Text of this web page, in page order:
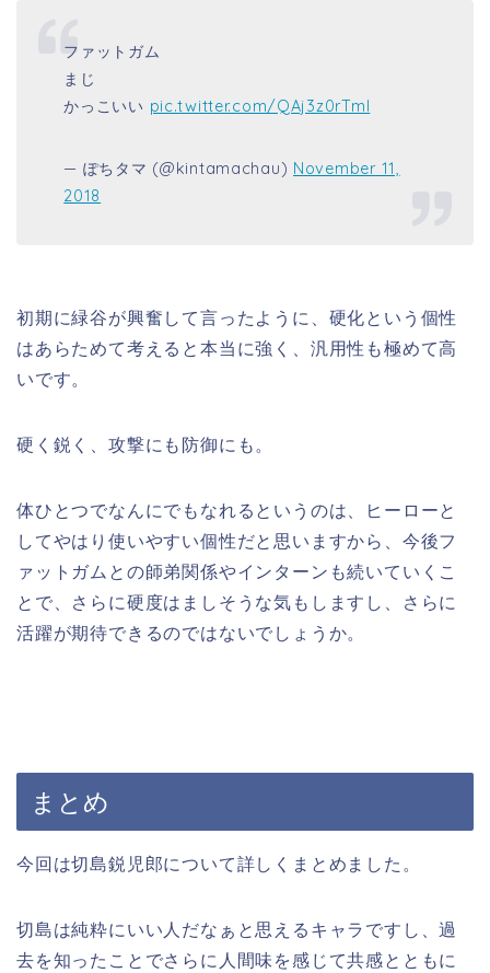
ファットガム
まじ
かっこいい pic.twitter.com/QAj3z0rTmI
— ぽちタマ (@kintamachau) November 11,
2018
初期に緑谷が興奮して言ったように、硬化という個性
はあらためて考えると本当に強く、汎用性も極めて高
いです。
硬く鋭く、攻撃にも防御にも。
体ひとつでなんにでもなれるというのは、ヒーローと
してやはり使いやすい個性だと思いますから、今後フ
ァットガムとの師弟関係やインターンも続いていくこ
とで、さらに硬度はましそうな気もしますし、さらに
活躍が期待できるのではないでしょうか。
まとめ
今回は切島鋭児郎について詳しくまとめました。
切島は純粋にいい人だなぁと思えるキャラですし、過
去を知ったことでさらに人間味を感じて共感とともに